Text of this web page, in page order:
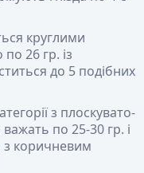
круглими
26 гр. із
до 5 подібних
з плоскувато-
по 25-30 гр. і
коричневим